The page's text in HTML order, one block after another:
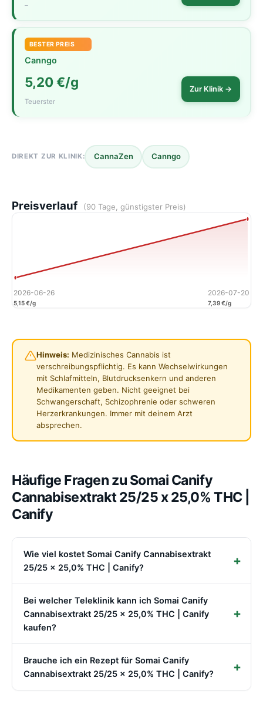
–
BESTER PREIS
Canngo
5,20 €/g
Teuerster
Zur Klinik →
DIREKT ZUR KLINIK: CannaZen Canngo
Preisverlauf (90 Tage, günstigster Preis)
2026-06-26
5,15 €/g
2026-07-20
7,39 €/g
Hinweis: Medizinisches Cannabis ist
verschreibungspflichtig. Es kann Wechselwirkungen
mit Schlafmitteln, Blutdrucksenkern und anderen
Medikamenten geben. Nicht geeignet bei
Schwangerschaft, Schizophrenie oder schweren
Herzerkrankungen. Immer mit deinem Arzt
absprechen.
Häufige Fragen zu Somai Canify
Cannabisextrakt 25/25 x 25,0% THC |
Canify
Wie viel kostet Somai Canify Cannabisextrakt
25/25 x 25,0% THC | Canify?
Bei welcher Teleklinik kann ich Somai Canify
Cannabisextrakt 25/25 x 25,0% THC | Canify
kaufen?
Brauche ich ein Rezept für Somai Canify
Cannabisextrakt 25/25 x 25,0% THC | Canify?